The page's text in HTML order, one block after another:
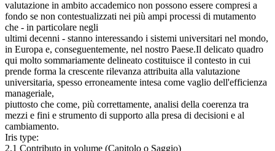
valutazione in ambito accademico non possono essere compresi a
fondo se non contestualizzati nei più ampi processi di mutamento
che - in particolare negli
ultimi decenni - stanno interessando i sistemi universitari nel mondo,
in Europa e, conseguentemente, nel nostro Paese.Il delicato quadro
qui molto sommariamente delineato costituisce il contesto in cui
prende forma la crescente rilevanza attribuita alla valutazione
universitaria, spesso erroneamente intesa come vaglio dell'efficienza
manageriale,
piuttosto che come, più correttamente, analisi della coerenza tra
mezzi e fini e strumento di supporto alla presa di decisioni e al
cambiamento.
Iris type:
2.1 Contributo in volume (Capitolo o Saggio)